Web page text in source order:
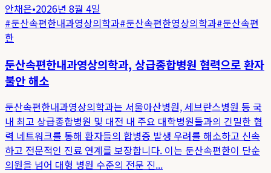
안채은•2026년 8월 4일
#둔산속편한내과영상의학과#둔산속편한영상의학과#둔산속편
한
둔산속편한내과영상의학과, 상급종합병원 협력으로 환자
불안 해소
둔산속편한내과영상의학과는 서울아산병원, 세브란스병원 등 국
내 최고 상급종합병원 및 대전 내 주요 대학병원들과의 긴밀한 협
력 네트워크를 통해 환자들의 합병증 발생 우려를 해소하고 신속
하고 전문적인 진료 연계를 보장합니다. 이는 둔산속편한이 단순
의원을 넘어 대형 병원 수준의 전문 진...